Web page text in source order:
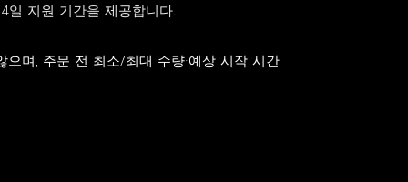
일 지원 기간을 제공합니다.
며, 주문 전 최소/최대 수량·예상 시작 시간